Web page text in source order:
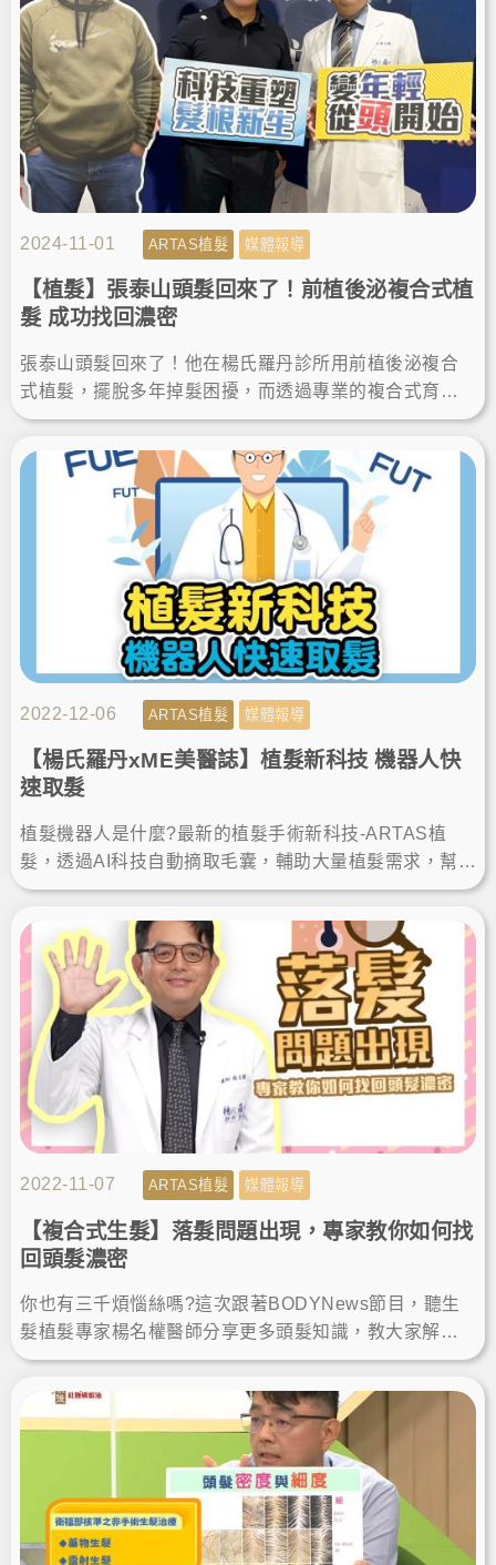
2024-11-01 ARTAS植髮 媒體報導
【植髮】張泰山頭髮回來了！前植後泌複合式植
髮 成功找回濃密
張泰山頭髮回來了！他在楊氏羅丹診所用前植後泌複合
式植髮，擺脫多年掉髮困擾，而透過專業的複合式育髮
療程，連嚴重的雄性禿患者都有救！來看看張泰山的新
聞報導！LineID:@ asir-rodin
2022-12-06 ARTAS植髮 媒體報導
【楊氏羅丹xME美醫誌】植髮新科技 機器人快
速取髮
植髮機器人是什麼?最新的植髮手術新科技-ARTAS植
髮，透過AI科技自動摘取毛囊，輔助大量植髮需求，幫忙
解決雄性禿患者的煩惱，跟著楊氏羅丹楊名權醫師來了
2022-11-07 ARTAS植髮 媒體報導
【複合式生髮】落髮問題出現，專家教你如何找
回頭髮濃密
你也有三千煩惱絲嗎?這次跟著BODYNews節目，聽生
髮植髮專家楊名權醫師分享更多頭髮知識，教大家解決
落髮、植髮手術如何找回茂密、面對雄性禿，千萬不能
錯過!